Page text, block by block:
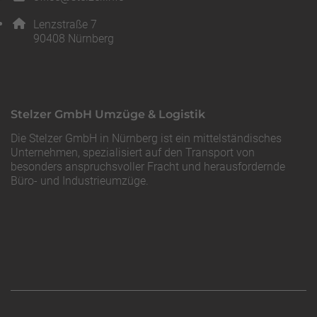
E-Mail Adresse: office@stelzer.info
Adresse:
Lenzstraße 7
90408 , 9 0 4 0 8
Nürnberg
Stelzer GmbH Umzüge & Logistik
Die Stelzer GmbH in Nürnberg ist ein mittelständisches
Unternehmen, spezialisiert auf den Transport von
besonders anspruchsvoller Fracht und herausfordernde
Büro- und Industrieumzüge.